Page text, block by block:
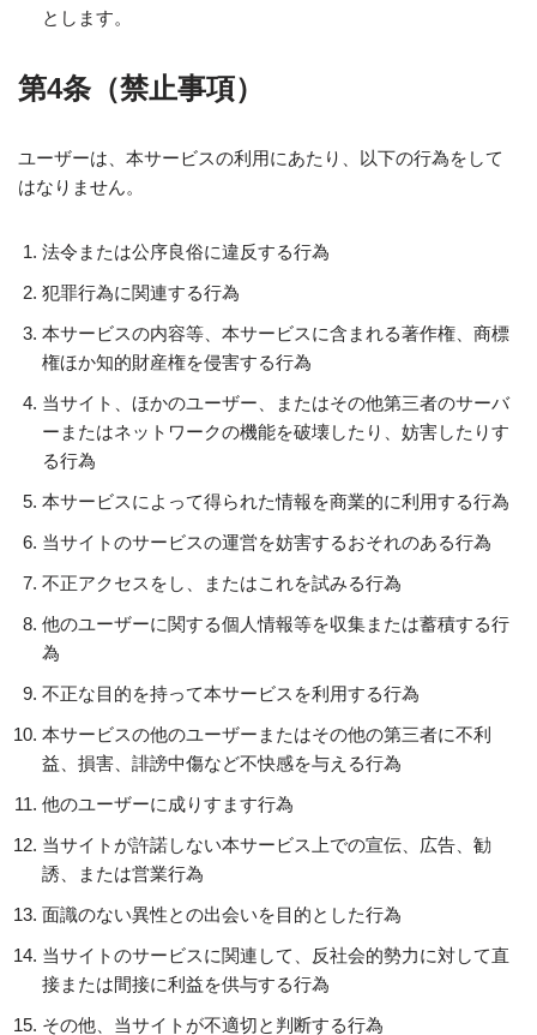
とします。
第4条（禁止事項）
ユーザーは、本サービスの利用にあたり、以下の行為をして
はなりません。
法令または公序良俗に違反する行為
犯罪行為に関連する行為
本サービスの内容等、本サービスに含まれる著作権、商標
権ほか知的財産権を侵害する行為
当サイト、ほかのユーザー、またはその他第三者のサーバ
ーまたはネットワークの機能を破壊したり、妨害したりす
る行為
本サービスによって得られた情報を商業的に利用する行為
当サイトのサービスの運営を妨害するおそれのある行為
不正アクセスをし、またはこれを試みる行為
他のユーザーに関する個人情報等を収集または蓄積する行
為
不正な目的を持って本サービスを利用する行為
本サービスの他のユーザーまたはその他の第三者に不利
益、損害、誹謗中傷など不快感を与える行為
他のユーザーに成りすます行為
当サイトが許諾しない本サービス上での宣伝、広告、勧
誘、または営業行為
面識のない異性との出会いを目的とした行為
当サイトのサービスに関連して、反社会的勢力に対して直
接または間接に利益を供与する行為
その他、当サイトが不適切と判断する行為